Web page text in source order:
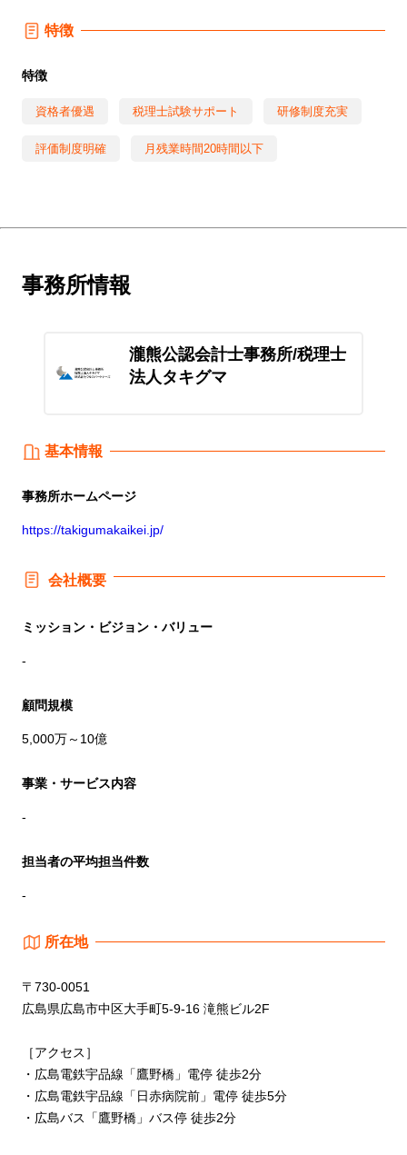
特徴
特徴
資格者優遇 税理士試験サポート 研修制度充実
評価制度明確 月残業時間20時間以下
事務所情報
瀧熊公認会計士事務所/税理士
法人タキグマ
基本情報
事務所ホームページ
https://takigumakaikei.jp/
会社概要
ミッション・ビジョン・バリュー
-
顧問規模
5,000万～10億
事業・サービス内容
-
担当者の平均担当件数
-
所在地
〒730-0051
広島県広島市中区大手町5-9-16 滝熊ビル2F
［アクセス］
・広島電鉄宇品線「鷹野橋」電停 徒歩2分
・広島電鉄宇品線「日赤病院前」電停 徒歩5分
・広島バス「鷹野橋」バス停 徒歩2分